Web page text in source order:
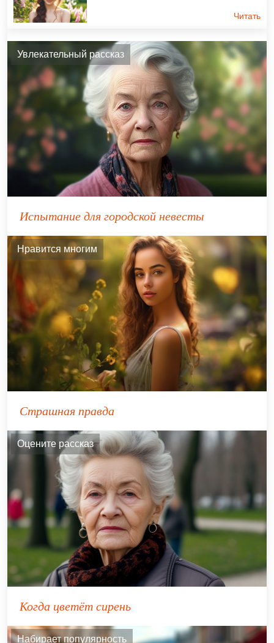
Читать
Увлекательный рассказ
Испытание для городской невесты
Нравится многим
Страшная правда
Оцените рассказ
Когда цветёт сирень
Набирает популярность